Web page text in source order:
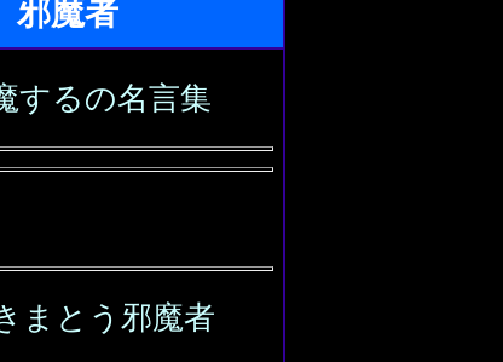
邪魔者
するの名言集
まとう邪魔者